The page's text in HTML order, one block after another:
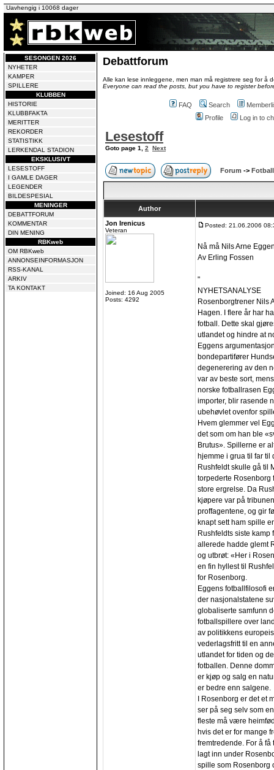
Uavhengig i 10068 dager
SESONGEN 2026
NYHETER
KAMPER
SPILLERE
KLUBBEN
HISTORIE
KLUBBFAKTA
MERITTER
REKORDER
STATISTIKK
LERKENDAL STADION
EKSKLUSIVT
LESESTOFF
I GAMLE DAGER
LEGENDER
BILDESPESIAL
MENINGER
DEBATTFORUM
KOMMENTAR
DIN MENING
RBKweb
OM RBKweb
ANNONSEINFORMASJON
RSS-KANAL
ARKIV
TA KONTAKT
Debattforum
Alle kan lese innleggene, men man må registrere seg for å
Everyone can read the posts, but you have to register
FAQ Search
Profile
Log in to
Lesestoff
Goto page 1 2 Next
Forum ->
Author
Jon Irenicus
Veteran
Joined: 16 Aug 2005
Posts: 4292
Posted: 21.06.2006
Nå må Nils Arne
Av Erling Fossen
"
NYHETSANALYSE
Rosenborgtrener Nils
Hagen. I flere år har
fotball. Dette skal
utlandet og hindre at
Eggens
bondepartifører
degenerering av den
var av beste sort,
norske fotballrasen
importer, blir rasende
ubehøvlet ovenfor
Hvem glemmer vel
det som om han ble
Brutus». Spillerne er
hjemme i grua til far til
Rushfeldt skulle gå til
torpederte Rosenborg
store ergrelse. Da
kjøpere var på
proffagentene, og gir
knapt sett ham spille
Rushfeldts siste
allerede hadde glemt
og utbrøt: «Her i
en fin hyllest til
for Rosenborg.
Eggens fotballfilosofi
der nasjonalstatene
globaliserte samfunn
fotballspillere over
av politikkens
vederlagsfritt til en
utlandet for tiden og
fotballen. Denne
er kjøp og salg en
er bedre enn salgene.
I Rosenborg er det et
ser på seg selv som
fleste må være
hvis det er for mange
fremtredende. For å
lagt inn under
spille som Rosenborg